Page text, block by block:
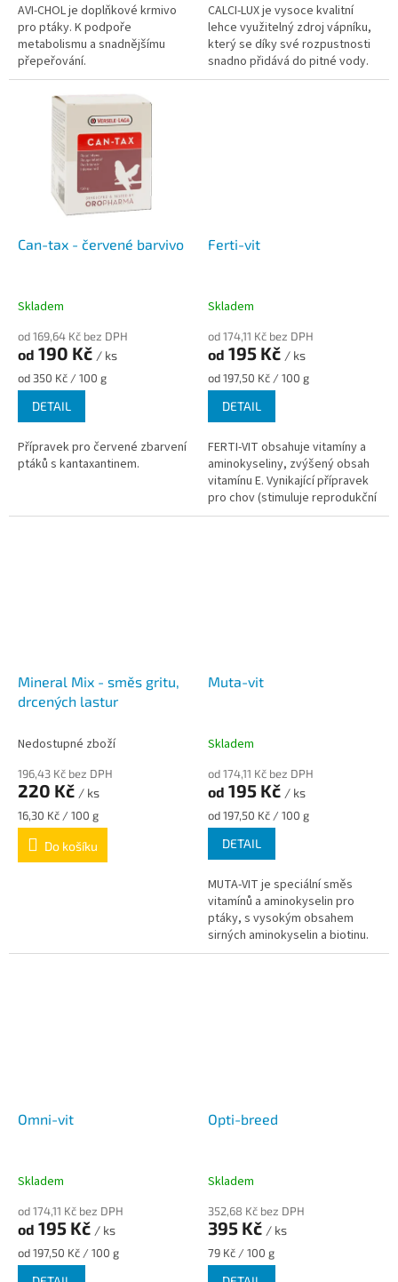
AVI-CHOL je doplňkové krmivo
pro ptáky. K podpoře
metabolismu a snadnějšímu
přepeřování.
CALCI-LUX je vysoce kvalitní
lehce využitelný zdroj vápníku,
který se díky své rozpustnosti
snadno přidává do pitné vody.
CALCI-LUX předchází nedostatku
Can-tax - červené barvivo
Skladem
od 169,64 Kč bez DPH
od 190 Kč / ks
Měrná
cena:
od 350 Kč / 100 g
DETAIL
Přípravek pro červené zbarvení
ptáků s kantaxantinem.
Ferti-vit
Skladem
od 174,11 Kč bez DPH
od 195 Kč / ks
Měrná
cena:
od 197,50 Kč / 100 g
DETAIL
FERTI-VIT obsahuje vitamíny a
aminokyseliny, zvýšený obsah
vitamínu E. Vynikající přípravek
pro chov (stimuluje reprodukční
aktivitu a plodnost) a udržení
Mineral Mix - směs gritu,
drcených lastur
Nedostupné zboží
196,43 Kč bez DPH
220 Kč / ks
Měrná
cena:
16,30 Kč / 100 g
Do košíku
Muta-vit
Skladem
od 174,11 Kč bez DPH
od 195 Kč / ks
Měrná
cena:
od 197,50 Kč / 100 g
DETAIL
MUTA-VIT je speciální směs
vitamínů a aminokyselin pro
ptáky, s vysokým obsahem
sirných aminokyselin a biotinu.
Pro optimální opeření! MUTA-VIT
Omni-vit
Skladem
od 174,11 Kč bez DPH
od 195 Kč / ks
Měrná
cena:
od 197,50 Kč / 100 g
Opti-breed
Skladem
352,68 Kč bez DPH
395 Kč / ks
Měrná
cena:
79 Kč / 100 g